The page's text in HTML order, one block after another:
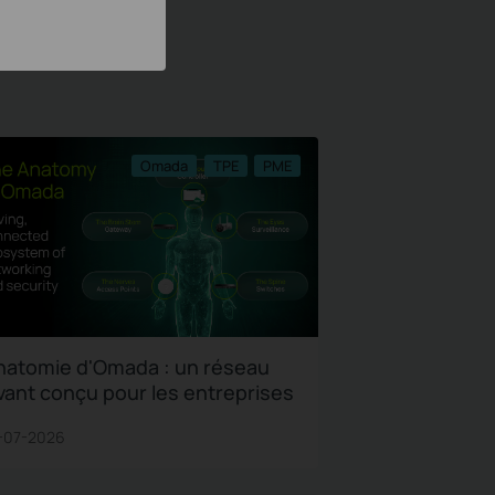
Omada TPE PME
d'Omada : un réseau
conçu pour les entreprises
07-2026